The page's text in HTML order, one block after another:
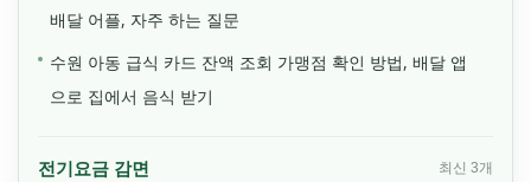
배달 어플, 자주 하는 질문
수원 아동 급식 카드 잔액 조회 가맹점 확인 방법, 배달 앱
으로 집에서 음식 받기
전기요금 감면 최신 3개